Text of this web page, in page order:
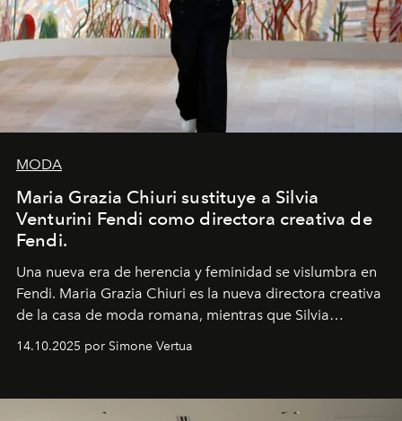
MODA
Maria Grazia Chiuri sustituye a Silvia
Venturini Fendi como directora creativa de
Fendi.
Una nueva era de herencia y feminidad se vislumbra en
Fendi. Maria Grazia Chiuri es la nueva directora creativa
de la casa de moda romana, mientras que Silvia
14.10.2025 por Simone Vertua